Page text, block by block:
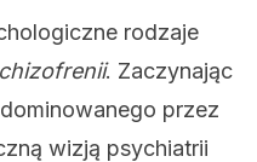
rodzaje
. Zaczynając
przez
wizją psychiatrii